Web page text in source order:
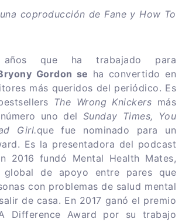
coproducción de Fane y How To
que ha trabajado para
Gordon se ha convertido en
más queridos del periódico. Es
The Wrong Knickers más
uno del Sunday Times,
You
Girl.que fue nominado para un
Es la presentadora del podcast
2016 fundó Mental Health Mates,
global de apoyo entre pares que
con problemas de salud mental
de casa. En 2017 ganó el premio
Difference Award por su trabajo